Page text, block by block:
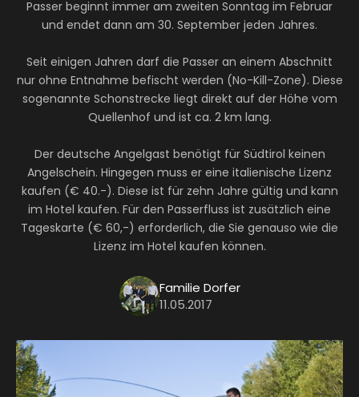
Passer beginnt immer am zweiten Sonntag im Februar
und endet dann am 30. September jeden Jahres.
Seit einigen Jahren darf die Passer an einem Abschnitt
nur ohne Entnahme befischt werden (No-Kill-Zone). Diese
sogenannte Schonstrecke liegt direkt auf der Höhe vom
Quellenhof und ist ca. 2 km lang.
Der deutsche Angelgast benötigt für Südtirol keinen
Angelschein. Hingegen muss er eine italienische Lizenz
kaufen (€ 40.-). Diese ist für zehn Jahre gültig und kann
im Hotel kaufen. Für den Passerfluss ist zusätzlich eine
Tageskarte (€ 60,-) erforderlich, die Sie genauso wie die
Lizenz im Hotel kaufen können.
Familie Dorfer
11.05.2017